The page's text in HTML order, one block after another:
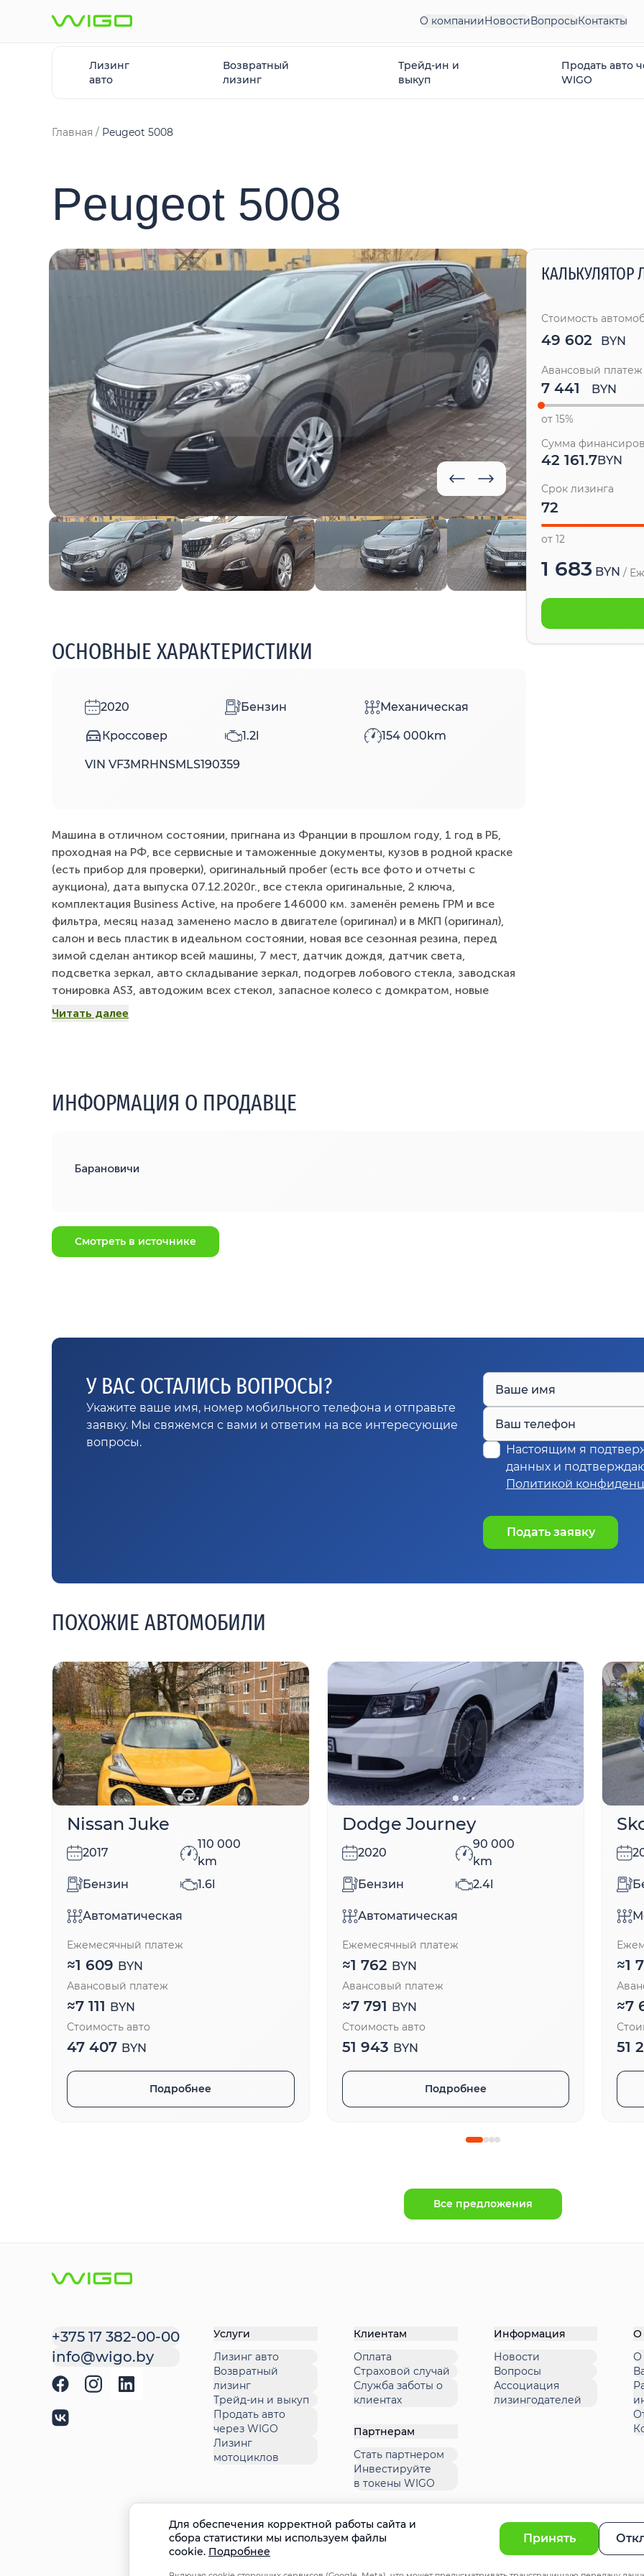
О компанииНовостиВопросыКонтакты
Лизинг
авто
Возвратный
лизинг
Трейд-ин и
выкуп
Продать авто
WIGO
Главная Peugeot 5008
Peugeot 5008
ОСНОВНЫЕ ХАРАКТЕРИСТИКИ
2020 Бензин Механическая
Кроссовер 1.2l 154 000km
VIN VF3MRHNSMLS190359
Машина в отличном состоянии, пригнана из Франции в прошлом году, 1 год в РБ,
проходная на РФ, все сервисные и таможенные документы, кузов в родной краске
(есть прибор для проверки), оригинальный пробег (есть все фото и отчеты с
аукциона), дата выпуска 07.12.2020г., все стекла оригинальные, 2 ключа,
комплектация Business Active, на пробеге 146000 км. заменён ремень ГРМ и все
фильтра, месяц назад заменено масло в двигателе (оригинал) и в МКП (оригинал),
салон и весь пластик в идеальном состоянии, новая все сезонная резина, перед
зимой сделан антикор всей машины, 7 мест, датчик дождя, датчик света,
подсветка зеркал, авто складывание зеркал, подогрев лобового стекла, заводская
тонировка AS3, автодожим всех стекол, запасное колесо с домкратом, новые
передние тормозные диски, просторный салон с дополнительным обогревом и
любая диагностика на специализированном СТО, машина на учете (я хозяин),
автосалоном просьба не беспокоить.
Читать далее
КАЛЬКУЛЯТОР
Стоимость
49 602 BYN
Авансовый платеж
BYN
от 15%
Сумма
42 161.7BYN
Срок лизинга
от 12
1 683 BYN /
ИНФОРМАЦИЯ О ПРОДАВЦЕ
Барановичи
Смотреть в источнике
У ВАС ОСТАЛИСЬ ВОПРОСЫ?
Укажите ваше имя, номер мобильного телефона и отправьте
заявку. Мы свяжемся с вами и ответим на все интересующие
вопросы.
Ваше имя
Ваш телефон
Настоящим я
данных и
Политикой
Подать заявку
ПОХОЖИЕ АВТОМОБИЛИ
Nissan Juke
2017
110 000
km
Бензин
1.6l
Автоматическая
Ежемесячный платеж
≈1 609 BYN
Авансовый платеж
≈7 111 BYN
Стоимость авто
47 407 BYN
Подробнее
Dodge Journey
2020
90 000
km
Бензин
2.4l
Автоматическая
Ежемесячный платеж
≈1 762 BYN
Авансовый платеж
≈7 791 BYN
Стоимость авто
51 943 BYN
Подробнее
≈1
≈7
51
Все предложения
+375 17 382-00-00
info@wigo.by
Услуги
Лизинг авто
Возвратный
лизинг
Трейд-ин и выкуп
Продать авто
через WIGO
Лизинг
мотоциклов
Клиентам
Оплата
Страховой случай
Служба заботы о
клиентах
Партнерам
Стать партнером
Инвестируйте
в токены WIGO
Информация
Новости
Вопросы
Ассоциация
лизингодателей
О
О
Для обеспечения корректной работы сайта и
сбора статистики мы используем файлы
cookie. Подробнее
Принять